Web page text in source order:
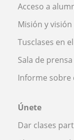
Acceso a
Misión y visión
Tusclases en
Sala de prensa
Informe sobre
Únete
Dar clases